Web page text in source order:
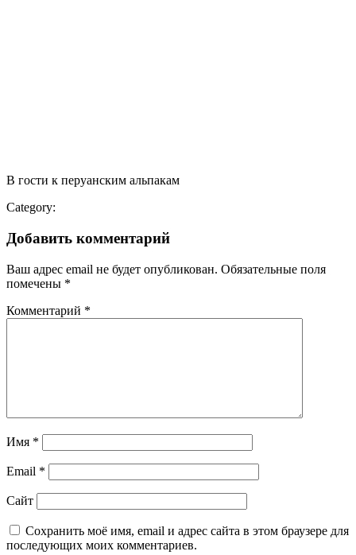
В гости к перуанским альпакам
Category:
Добавить комментарий
Ваш адрес email не будет опубликован. Обязательные поля
помечены *
Комментарий *
Имя *
Email *
Сайт
Сохранить моё имя, email и адрес сайта в этом браузере для
последующих моих комментариев.